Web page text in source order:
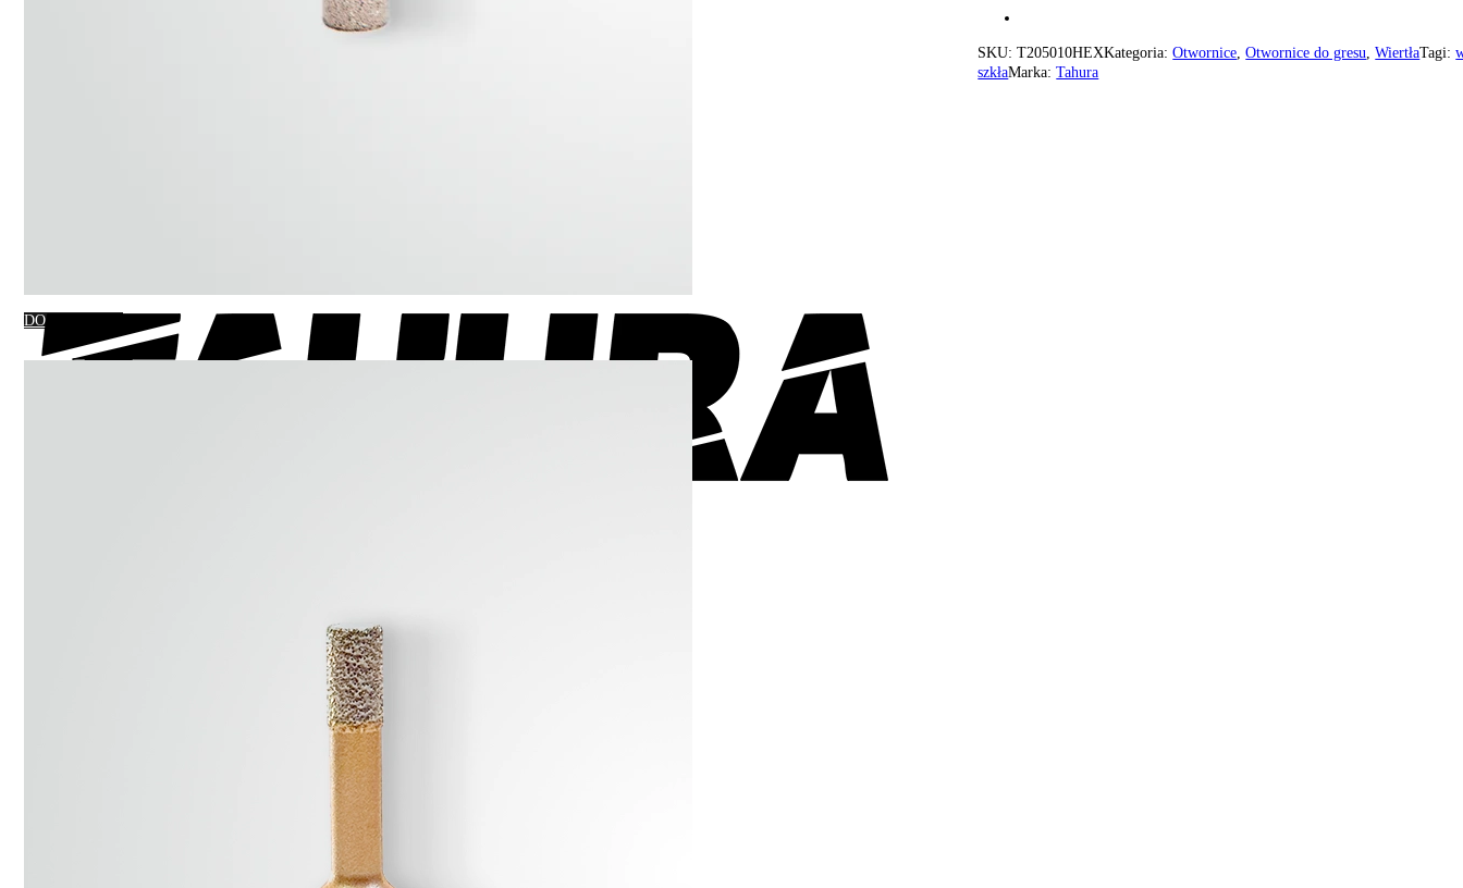
SKU:T205010HEXKategoria:Otwornice,Otwornice do gresu,WiertłaTagi:
szkłaMarka:Tahura
DO KOSZYKA